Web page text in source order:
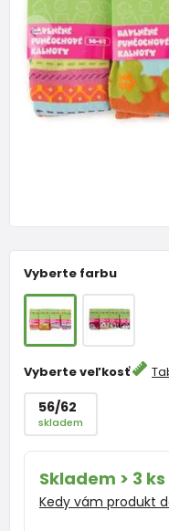
Vyberte farbu
Vyberte veľkosť
56/62
skladem
Skladem > 3 ks
Kedy vám produkt